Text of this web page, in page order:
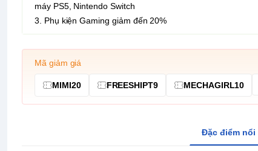
máy PS5, Nintendo Switch
3. Phụ kiện Gaming giảm đến 20%
Mã giảm giá
MIMI20 FREESHIPT9 MECHAGIRL10
Đặc điểm nổi